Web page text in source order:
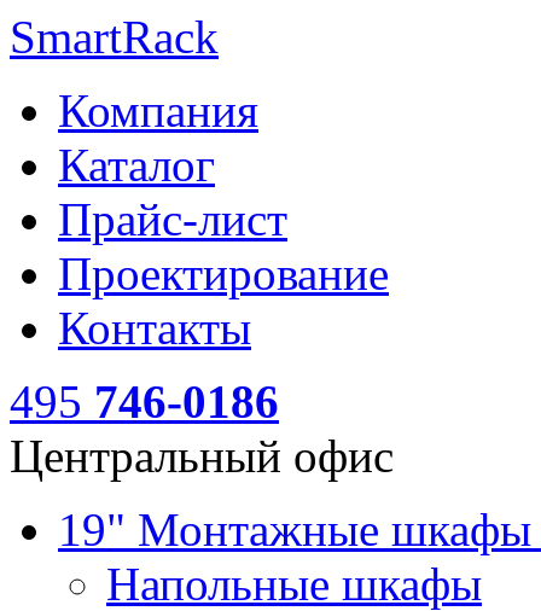
SmartRack
Компания
Каталог
Прайс-лист
Проектирование
Контакты
495 746-0186
Центральный офис
19" Монтажные
Напольные шкафы